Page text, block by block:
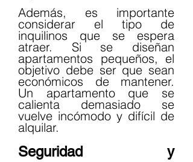
Además, es importante
considerar el tipo de
inquilinos que se espera
atraer. Si se diseñan
apartamentos pequeños, el
objetivo debe ser que sean
económicos de mantener.
Un apartamento que se
calienta demasiado se
vuelve incómodo y difícil de
alquilar.
Seguridad y